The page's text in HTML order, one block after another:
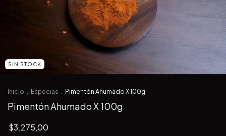
SIN STOCK
Inicio . Especias . Pimentón Ahumado X 100g
Pimentón Ahumado X 100g
$3.275,00